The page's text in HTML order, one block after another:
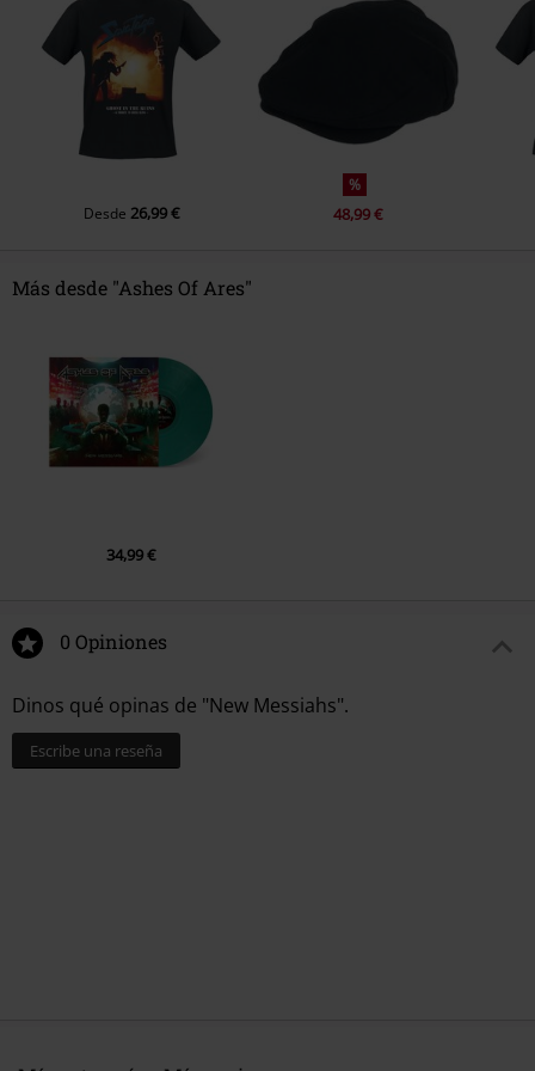
And the house fell down
Desde 26,99 €
%
48,99 €
Más desde "Ashes Of Ares"
34,99 €
0 Opiniones
Dinos qué opinas de "New Messiahs".
Escribe una reseña